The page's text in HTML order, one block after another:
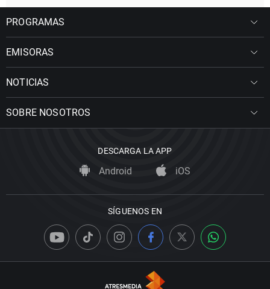
PROGRAMAS
EMISORAS
NOTICIAS
SOBRE NOSOTROS
DESCARGA LA APP
Android iOS
SÍGUENOS EN